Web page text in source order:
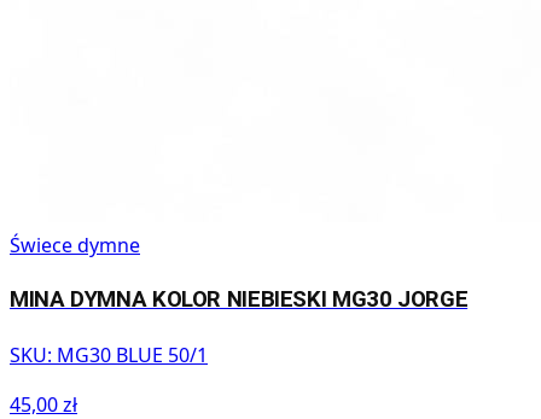
Świece dymne
MINA DYMNA KOLOR NIEBIESKI MG30 JORGE
SKU: MG30 BLUE 50/1
45,00 zł